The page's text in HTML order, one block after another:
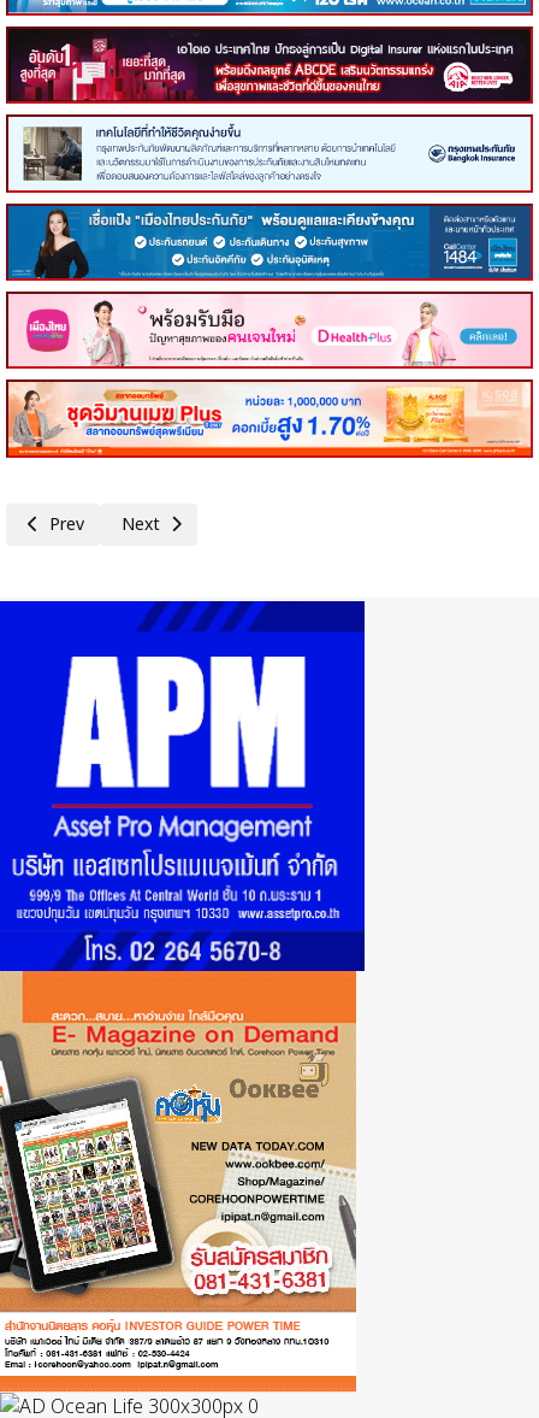
Previous article: TTW ร่วมกับกลุ่มบริษัท ช.การช่าง เข้าถวายสักการะพระศ
Prev Next article: กรุงเทพประกันชีวิต รวมพลังใส่ใจสังคม ร่วมบริ
Next